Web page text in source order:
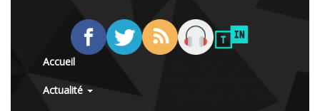
Accueil
Actualité